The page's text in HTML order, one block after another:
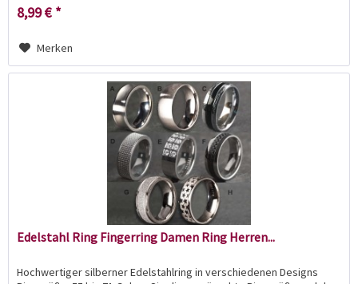
8,99 € *
Merken
Edelstahl Ring Fingerring Damen Ring Herren...
Hochwertiger silberner Edelstahlring in verschiedenen Designs